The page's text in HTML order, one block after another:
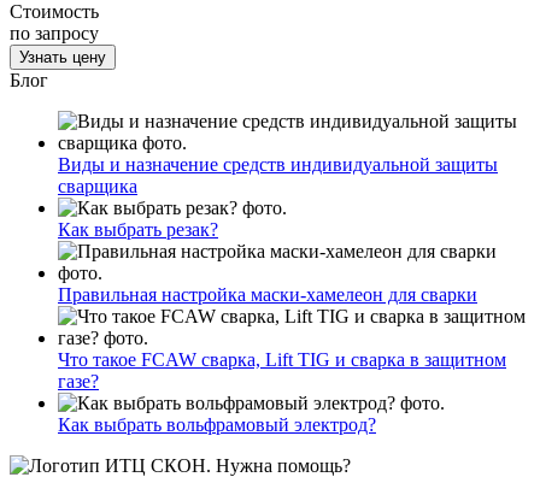
Стоимость
по запросу
Узнать цену
Блог
Виды и назначение средств индивидуальной защиты
сварщика
Как выбрать резак?
Правильная настройка маски-хамелеон для сварки
Что такое FCAW сварка, Lift TIG и сварка в защитном
газе?
Как выбрать вольфрамовый электрод?
Нужна помощь?